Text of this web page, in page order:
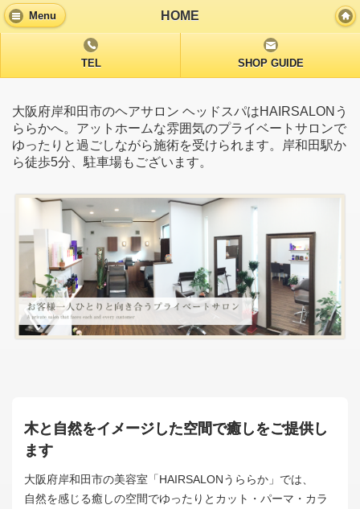
Menu HOME
TEL SHOP GUIDE
大阪府岸和田市のヘアサロン ヘッドスパはHAIRSALONう
ららかへ。アットホームな雰囲気のプライベートサロンで
ゆったりと過ごしながら施術を受けられます。岸和田駅か
ら徒歩5分、駐車場もございます。
木と自然をイメージした空間で癒しをご提供し
ます
大阪府岸和田市の美容室「HAIRSALONうららか」では、
自然を感じる癒しの空間でゆったりとカット・パーマ・カラ